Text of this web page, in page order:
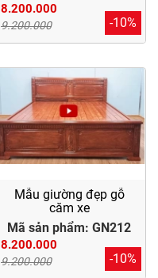
8.200.000
9.200.000 -10%
Mẫu giường đẹp gỗ
căm xe
Mã sản phẩm: GN212
8.200.000
9.200.000 -10%